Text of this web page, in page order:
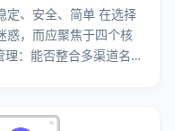
定、安全、简单 在选择
惑，而应聚焦于四个核
：能否整合多渠道名